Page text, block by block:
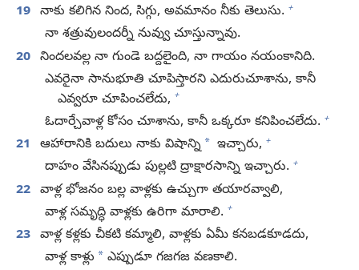
19 నాకు కలిగిన నింద, సిగ్గు, అవమానం నీకు తెలుసు. +
నా శత్రువులందర్నీ నువ్వు చూస్తున్నావు.
20 నిందలవల్ల నా గుండె బద్దలైంది, నా గాయం నయంకానిది.
ఎవరైనా సానుభూతి చూపిస్తారని ఎదురుచూశాను, కానీ
ఎవ్వరూ చూపించలేదు, +
ఓదార్చేవాళ్ల కోసం చూశాను, కానీ ఒక్కరూ కనిపించలేదు. +
21 ఆహారానికి బదులు నాకు విషాన్ని * ఇచ్చారు, +
దాహం వేసినప్పుడు పుల్లటి ద్రాక్షారసాన్ని ఇచ్చారు. +
22 వాళ్ల భోజనం బల్ల వాళ్లకు ఉచ్చుగా తయారవ్వాలి,
వాళ్ల సమృద్ధి వాళ్లకు ఉరిగా మారాలి. +
23 వాళ్ల కళ్లకు చీకటి కమ్మాలి, వాళ్లకు ఏమీ కనబడకూడదు,
వాళ్ల కాళ్లు * ఎప్పుడూ గజగజ వణకాలి.